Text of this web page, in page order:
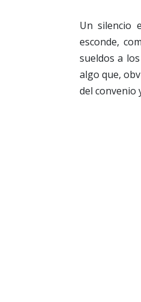
Un silencio
esconde,
sueldos a
algo que,
del convenio